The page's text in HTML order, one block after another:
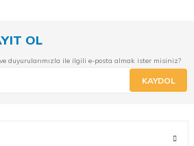
OL
ve duyurularımızla ile ilgili e-posta almak ister misiniz?
KAYDOL